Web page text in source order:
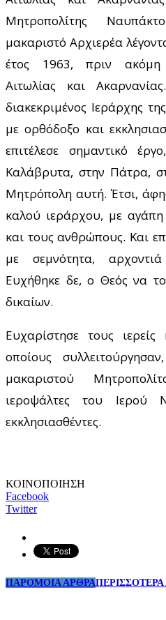
Μητροπολίτης
μακαριστό Αρχιερέα
έτος 1963, πριν ακόμη
Αιτωλίας και
διακεκριμένος Ιεράρχης
με ορθόδοξο και
επιτέλεσε σημαντικό
Καλάβρυτα, στην Πάτρα,
Μητρόπολη αυτή. Έτσι,
καλού ιεράρχου, με
και τους ανθρώπους. Και
με σεμνότητα,
Ευχήθηκε δε, ο Θεός να
δικαίων.
Ευχαρίστησε τους
οποίους
μακαριστού
ιεροψάλτες του
εκκλησιασθέντες.
ΚΟΙΝΟΠΟΙΗΣΗ
Facebook
Twitter
ΠΑΡΟΜΟΙΑ ΑΡΘΡΑ